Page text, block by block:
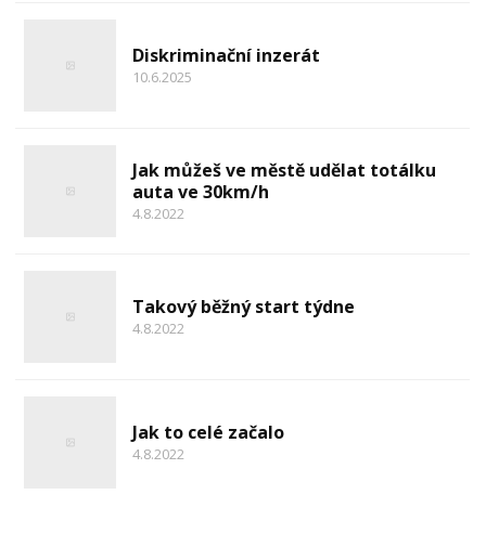
Diskriminační inzerát
10.6.2025
Jak můžeš ve městě udělat totálku
auta ve 30km/h
4.8.2022
Takový běžný start týdne
4.8.2022
Jak to celé začalo
4.8.2022